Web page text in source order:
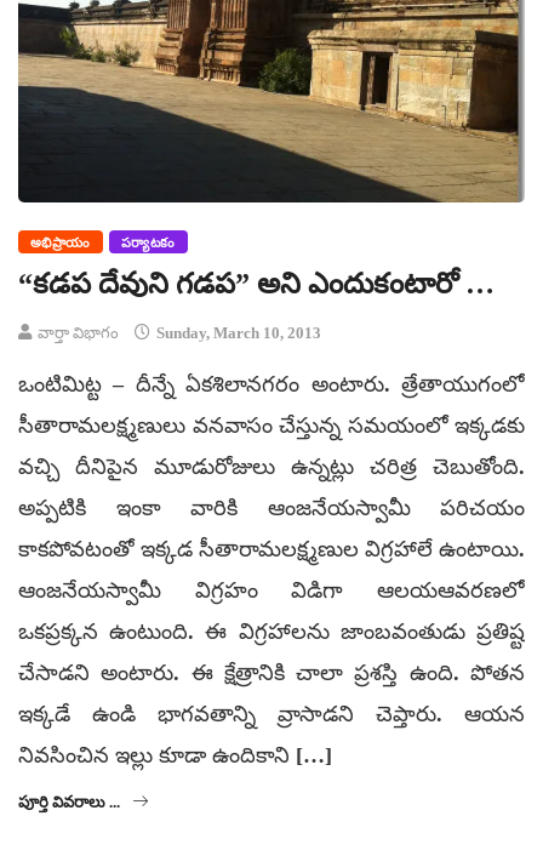
అభిప్రాయం పర్యాటకం
“కడప దేవుని గడప” అని ఎందుకంటారో …
వార్తా విభాగం Sunday, March 10, 2013
ఒంటిమిట్ట – దీన్నే ఏకశిలానగరం అంటారు. త్రేతాయుగంలో
సీతారామలక్ష్మణులు వనవాసం చేస్తున్న సమయంలో ఇక్కడకు
వచ్చి దీనిపైన మూడురోజులు ఉన్నట్లు చరిత్ర చెబుతోంది.
అప్పటికి ఇంకా వారికి ఆంజనేయస్వామీ పరిచయం
కాకపోవటంతో ఇక్కడ సీతారామలక్ష్మణుల విగ్రహాలే ఉంటాయి.
ఆంజనేయస్వామీ విగ్రహం విడిగా ఆలయఆవరణలో
ఒకప్రక్కన ఉంటుంది. ఈ విగ్రహాలను జాంబవంతుడు ప్రతిష్ట
చేసాడని అంటారు. ఈ క్షేత్రానికి చాలా ప్రశస్తి ఉంది. పోతన
ఇక్కడే ఉండి భాగవతాన్ని వ్రాసాడని చెప్తారు. ఆయన
నివసించిన ఇల్లు కూడా ఉందికాని […]
పూర్తి వివరాలు ...